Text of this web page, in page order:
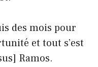
des mois pour
et tout s’est
Ramos.